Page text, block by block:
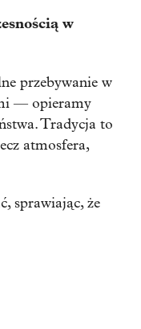
w
przebywanie w
— opieramy
Tradycja to
atmosfera,
sprawiając, że